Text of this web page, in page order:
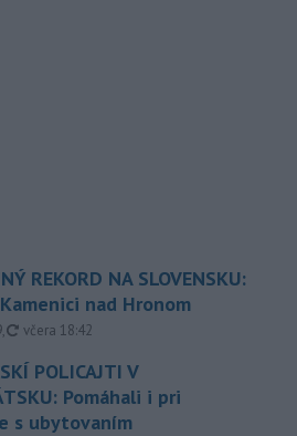
REKORD NA SLOVENSKU:
nad Hronom
, aktualizované
včera 18:42
POLICAJTI V
Pomáhali i pri
s ubytovaním